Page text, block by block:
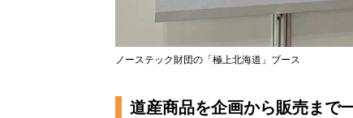
ノーステック財団の「極上北海道」ブース
道産商品を企画から販売まで